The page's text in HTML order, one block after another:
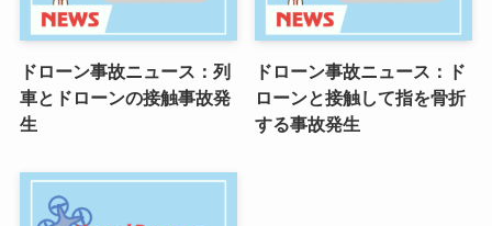
ドローン事故ニュース：列
車とドローンの接触事故発
生
ドローン事故ニュース：ド
ローンと接触して指を骨折
する事故発生